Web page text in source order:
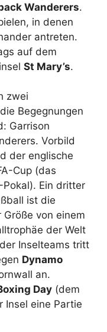
Wanderers.
in denen
antreten.
auf dem
St Mary’s.
zwei
Begegnungen
Garrison
Vorbild
der englische
Cup (das
Ein dritter
ist die
von einem
der Welt
Inselteams tritt
Dynamo
an.
Day (dem
Insel eine Partie